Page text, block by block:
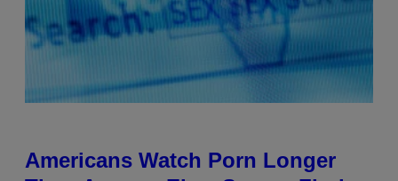
Americans Watch Porn Longer